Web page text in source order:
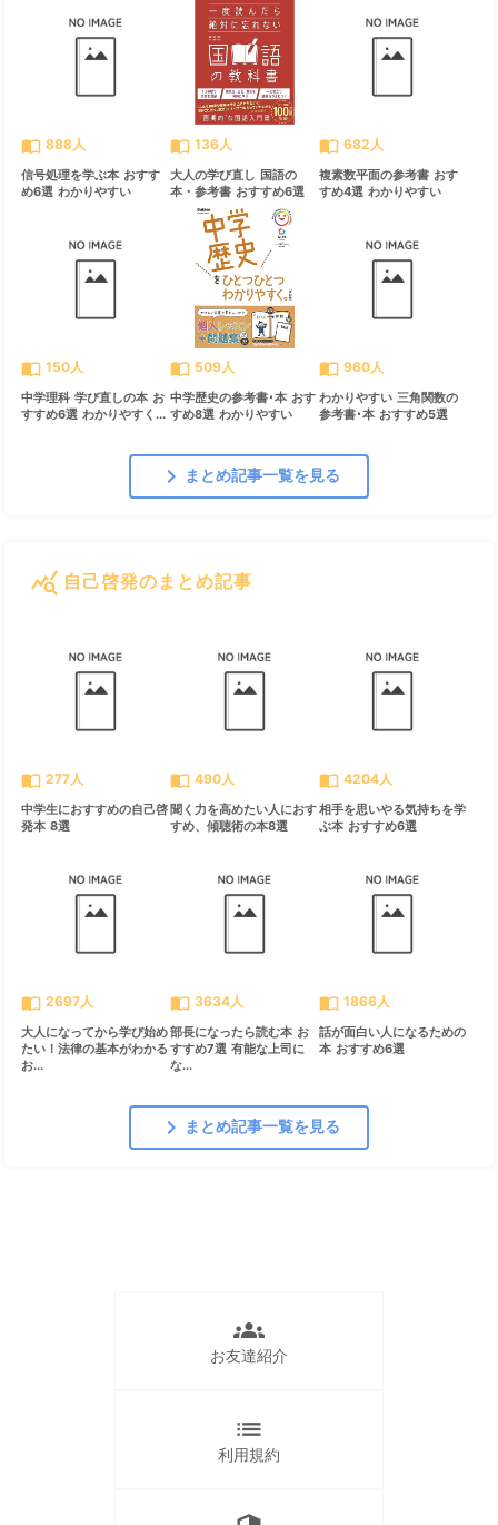
import_contacts 888人
信号処理を学ぶ本 おすす
め6選 わかりやすい
import_contacts 136人
大人の学び直し 国語の
本・参考書 おすすめ6選
import_contacts 682人
複素数平面の参考書 おす
すめ4選 わかりやすい
import_contacts 150人
中学理科 学び直しの本 お
すすめ6選 わかりやすく...
import_contacts 509人
中学歴史の参考書･本 おす
すめ8選 わかりやすい
import_contacts 960人
わかりやすい 三角関数の
参考書･本 おすすめ5選
chevron_right まとめ記事一覧を見る
query_stats 自己啓発のまとめ記事
import_contacts 277人
中学生におすすめの自己啓
発本 8選
import_contacts 490人
聞く力を高めたい人におす
すめ、傾聴術の本8選
import_contacts 4204人
相手を思いやる気持ちを学
ぶ本 おすすめ6選
import_contacts 2697人
大人になってから学び始め
たい！法律の基本がわかる
お...
import_contacts 3634人
部長になったら読む本 お
すすめ7選 有能な上司に
な...
import_contacts 1866人
話が面白い人になるための
本 おすすめ6選
chevron_right まとめ記事一覧を見る
groups
お友達紹介
list
利用規約